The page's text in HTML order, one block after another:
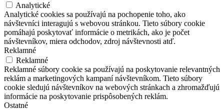
Analytické
Analytické cookies sa používajú na pochopenie toho, ako
návštevníci interagujú s webovou stránkou. Tieto súbory cookie
pomáhajú poskytovať informácie o metrikách, ako je počet
návštevníkov, miera odchodov, zdroj návštevnosti atď.
Reklamné
Reklamné
Reklamné súbory cookie sa používajú na poskytovanie relevantných
reklám a marketingových kampaní návštevníkom. Tieto súbory
cookie sledujú návštevníkov na webových stránkach a zhromažďujú
informácie na poskytovanie prispôsobených reklám.
Ostatné